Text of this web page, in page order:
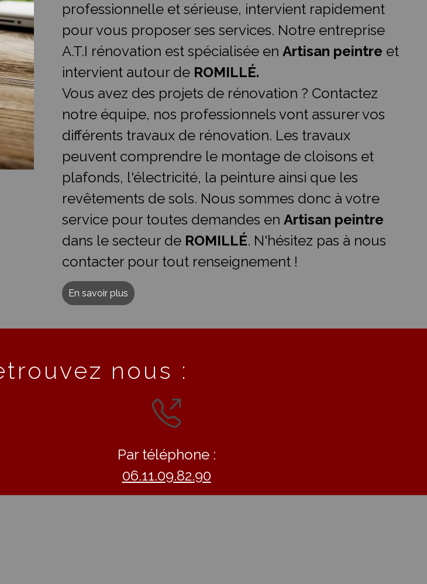
professionnelle et sérieuse, intervient rapidement
pour vous proposer ses services. Notre entreprise
A.T.I rénovation est spécialisée en Artisan peintre et
intervient autour de ROMILLÉ.
Vous avez des projets de rénovation ? Contactez
notre équipe, nos professionnels vont assurer vos
différents travaux de rénovation. Les travaux
peuvent comprendre le montage de cloisons et
plafonds, l'électricité, la peinture ainsi que les
revêtements de sols. Nous sommes donc à votre
service pour toutes demandes en Artisan peintre
dans le secteur de ROMILLÉ. N'hésitez pas à nous
contacter pour tout renseignement !
En savoir plus
nous :
Par téléphone :
06.11.09.82.90